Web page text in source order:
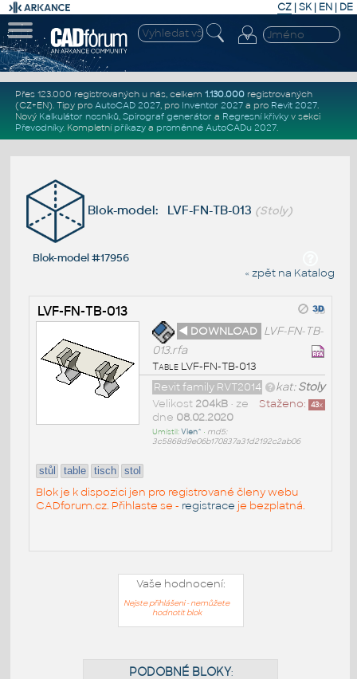
CZ | SK| EN | DE
Přes 123.000 registrovaných u nás, celkem 1.130.000registrovaných
(CZ+EN). Tipy pro AutoCAD 2027, pro Inventor 2027a pro Revit 2027.
Nový Kalkulátor nosníků, Spirograf generátor a Regresní křivkyv sekci
Převodníky. Kompletní příkazya proměnné AutoCADu 2027.
Blok-model: LVF-FN-TB-013 (Stoly)
Blok-model #17956
« zpět na Katalog
LVF-FN-TB-013
◄ DOWNLOAD LVF-FN-TB-
013.rfa
Table LVF-FN-TB-013
kat:Stoly
Revit family RVT2014
Staženo: 43x
Velikost 204kB• ze
dne 08.02.2020
Umístil:Vien^ • md5:
3c5868d9e06b170837a31d2192c2ab06
stůl table tisch stol
Blok je k dispozici jen pro registrované členy webu
CADforum.cz. Přihlaste se - registrace je bezplatná.
Vaše hodnocení:
Nejste přihlášeni - nemůžete
hodnotit blok